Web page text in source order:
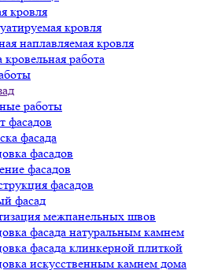
кровля
кровля
наплавляемая кровля
кровельная работа
работы
фасадов
фасада
фасадов
фасадов
фасадов
фасад
межпанельных швов
фасада натуральным камнем
фасада клинкерной плиткой
искусственным камнем дома